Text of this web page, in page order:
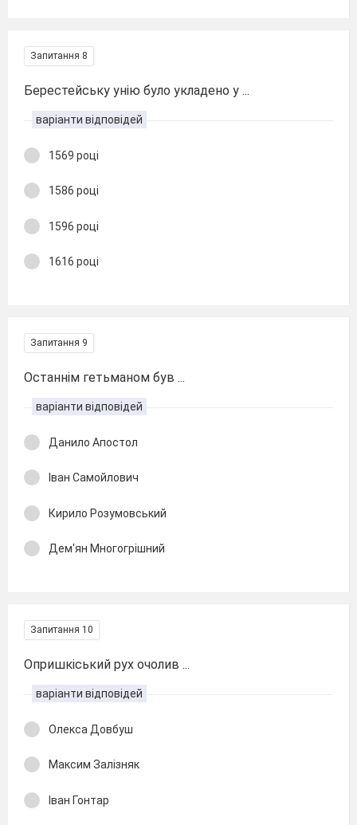
Запитання 8
Берестейську унію було укладено у ...
варіанти відповідей
1569 році
1586 році
1596 році
1616 році
Запитання 9
Останнім гетьманом був ...
варіанти відповідей
Данило Апостол
Іван Самойлович
Кирило Розумовський
Дем'ян Многогрішний
Запитання 10
Опришкіський рух очолив ...
варіанти відповідей
Олекса Довбуш
Максим Залізняк
Іван Гонтар